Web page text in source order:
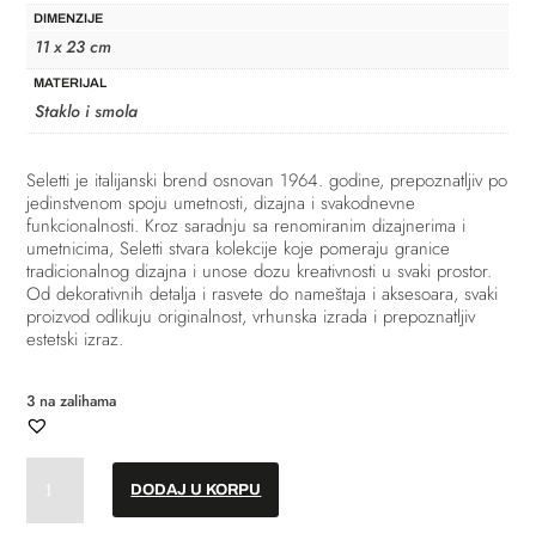
DIMENZIJE
11 x 23 cm
MATERIJAL
Staklo i smola
Seletti je italijanski brend osnovan 1964. godine, prepoznatljiv po
jedinstvenom spoju umetnosti, dizajna i svakodnevne
funkcionalnosti. Kroz saradnju sa renomiranim dizajnerima i
umetnicima, Seletti stvara kolekcije koje pomeraju granice
tradicionalnog dizajna i unose dozu kreativnosti u svaki prostor.
Od dekorativnih detalja i rasvete do nameštaja i aksesoara, svaki
proizvod odlikuju originalnost, vrhunska izrada i prepoznatljiv
estetski izraz.
3 na zalihama
"My
DODAJ U KORPU